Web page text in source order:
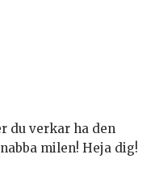
du verkar ha den
milen! Heja dig!